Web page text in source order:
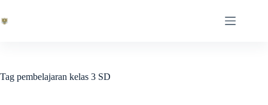
content
Tag pembelajaran kelas 3 SD